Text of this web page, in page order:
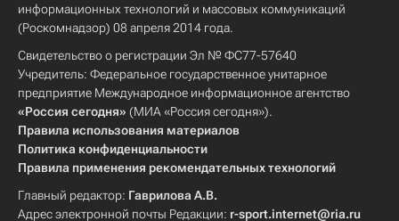
информационных технологий и массовых коммуникаций
(Роскомнадзор) 08 апреля 2014 года.
Свидетельство о регистрации Эл № ФС77-57640
Учредитель: Федеральное государственное унитарное
предприятие Международное информационное агентство
«Россия сегодня» (МИА «Россия сегодня»).
Правила использования материалов
Политика конфиденциальности
Правила применения рекомендательных технологий
Главный редактор: Гаврилова А.В.
Адрес электронной почты Редакции: r-sport.internet@ria.ru